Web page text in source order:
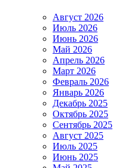
Август 2026
Июль 2026
Июнь 2026
Май 2026
Апрель 2026
Март 2026
Февраль 2026
Январь 2026
Декабрь 2025
Октябрь 2025
Сентябрь 2025
Август 2025
Июль 2025
Июнь 2025